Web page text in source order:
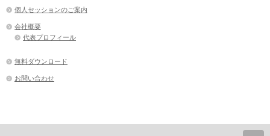
個人セッションのご案内
会社概要
代表プロフィール
無料ダウンロード
お問い合わせ